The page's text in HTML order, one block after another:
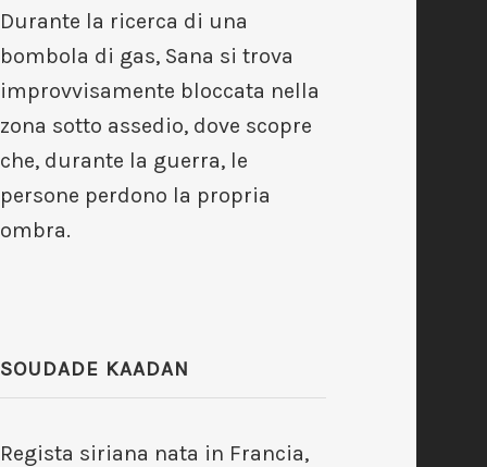
Durante la ricerca di una
bombola di gas, Sana si trova
improvvisamente bloccata nella
zona sotto assedio, dove scopre
che, durante la guerra, le
persone perdono la propria
ombra.
SOUDADE KAADAN
Regista siriana nata in Francia,